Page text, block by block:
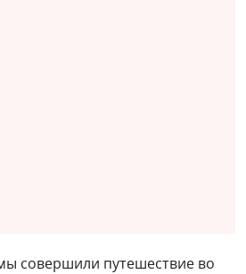
совершили путешествие во